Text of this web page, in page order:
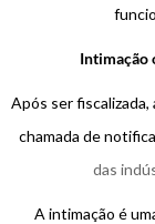
Intimação
Após ser
chamada de
das
A intimação é